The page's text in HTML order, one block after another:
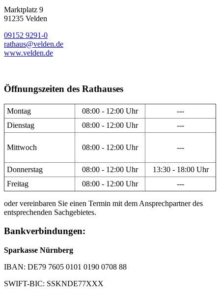
Marktplatz 9
91235 Velden
09152 9291-0
rathaus@velden.de
www.velden.de
Öffnungszeiten des Rathauses
Montag 08:00 - 12:00 Uhr
---
Dienstag
08:00 - 12:00 Uhr ---
Mittwoch 08:00 - 12:00 Uhr ---
Donnerstag 08:00 - 12:00 Uhr
13:30 - 18:00 Uhr
Freitag
08:00 - 12:00 Uhr ---
oder vereinbaren Sie einen Termin mit dem Ansprechpartner des
entsprechenden Sachgebietes.
Bankverbindungen:
Sparkasse Nürnberg
IBAN: DE79 7605 0101 0190 0708 88
SWIFT-BIC: SSKNDE77XXX